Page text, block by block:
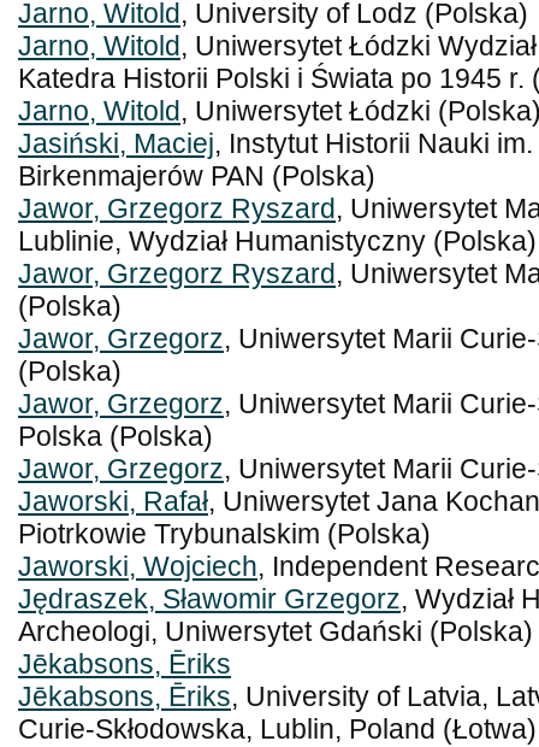
Jarno, Witold , University of Lodz (Polska)
Jarno, Witold , Uniwersytet Łódzki
Katedra Historii Polski i Świata po 1945 r.
Jarno, Witold , Uniwersytet Łódzki
Jasiński, Maciej, Instytut Historii Nauki
Birkenmajerów PAN (Polska)
Jawor, Grzegorz Ryszard , Uniwersytet
Lublinie, Wydział Humanistyczny (Polska)
Jawor, Grzegorz Ryszard , Uniwersytet
(Polska)
Jawor, Grzegorz, Uniwersytet Marii
(Polska)
Jawor, Grzegorz, Uniwersytet Marii
Polska (Polska)
Jawor, Grzegorz, Uniwersytet Marii
Jaworski, Rafał, Uniwersytet Jana
Piotrkowie Trybunalskim (Polska)
Jaworski, Wojciech, Independent
Jędraszek, Sławomir Grzegorz, Wydział
Archeologi, Uniwersytet Gdański (Polska)
Jēkabsons, Ēriks
Jēkabsons, Ēriks, University of Latvia,
Curie-Skłodowska, Lublin, Poland (Łotwa)